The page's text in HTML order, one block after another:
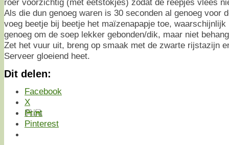
Als die dun genoeg waren is 30 seconden al genoeg voor
voeg beetje bij beetje het maïzenapapje toe,
genoeg om de soep lekker gebonden/dik, maar niet
Zet het vuur uit, breng op smaak met de zwarte rijstazijn
Serveer gloeiend heet.
Dit delen:
Facebook
X
Print
Pinterest